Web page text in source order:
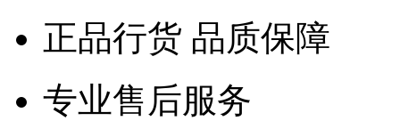
正品行货 品质保障
专业售后服务